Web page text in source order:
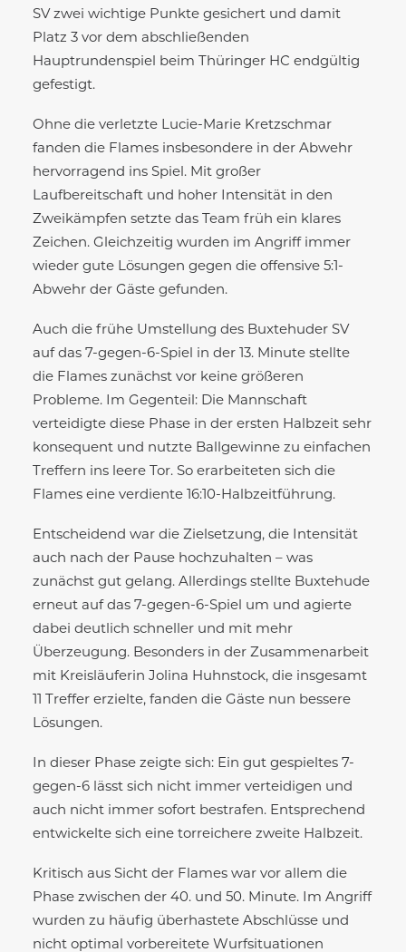
SV zwei wichtige Punkte gesichert und damit
Platz 3 vor dem abschließenden
Hauptrundenspiel beim Thüringer HC endgültig
gefestigt.
Ohne die verletzte Lucie-Marie Kretzschmar
fanden die Flames insbesondere in der Abwehr
hervorragend ins Spiel. Mit großer
Laufbereitschaft und hoher Intensität in den
Zweikämpfen setzte das Team früh ein klares
Zeichen. Gleichzeitig wurden im Angriff immer
wieder gute Lösungen gegen die offensive 5:1-
Abwehr der Gäste gefunden.
Auch die frühe Umstellung des Buxtehuder SV
auf das 7-gegen-6-Spiel in der 13. Minute stellte
die Flames zunächst vor keine größeren
Probleme. Im Gegenteil: Die Mannschaft
verteidigte diese Phase in der ersten Halbzeit sehr
konsequent und nutzte Ballgewinne zu einfachen
Treffern ins leere Tor. So erarbeiteten sich die
Flames eine verdiente 16:10-Halbzeitführung.
Entscheidend war die Zielsetzung, die Intensität
auch nach der Pause hochzuhalten – was
zunächst gut gelang. Allerdings stellte Buxtehude
erneut auf das 7-gegen-6-Spiel um und agierte
dabei deutlich schneller und mit mehr
Überzeugung. Besonders in der Zusammenarbeit
mit Kreisläuferin Jolina Huhnstock, die insgesamt
11 Treffer erzielte, fanden die Gäste nun bessere
Lösungen.
In dieser Phase zeigte sich: Ein gut gespieltes 7-
gegen-6 lässt sich nicht immer verteidigen und
auch nicht immer sofort bestrafen. Entsprechend
entwickelte sich eine torreichere zweite Halbzeit.
Kritisch aus Sicht der Flames war vor allem die
Phase zwischen der 40. und 50. Minute. Im Angriff
wurden zu häufig überhastete Abschlüsse und
nicht optimal vorbereitete Wurfsituationen